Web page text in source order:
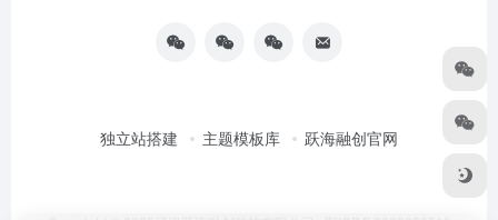
独立站搭建 主题模板库 跃海融创官网